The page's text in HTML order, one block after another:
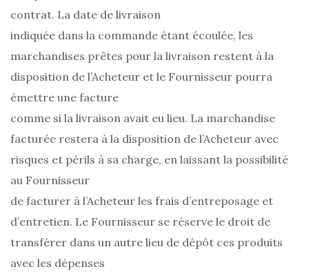
contrat. La date de livraison
indiquée dans la commande étant écoulée, les
marchandises prêtes pour la livraison restent à la
disposition de l’Acheteur et le Fournisseur pourra
émettre une facture
comme si la livraison avait eu lieu. La marchandise
facturée restera à la disposition de l’Acheteur avec
risques et périls à sa charge, en laissant la possibilité
au Fournisseur
de facturer à l’Acheteur les frais d’entreposage et
d’entretien. Le Fournisseur se réserve le droit de
transférer dans un autre lieu de dépôt ces produits
avec les dépenses